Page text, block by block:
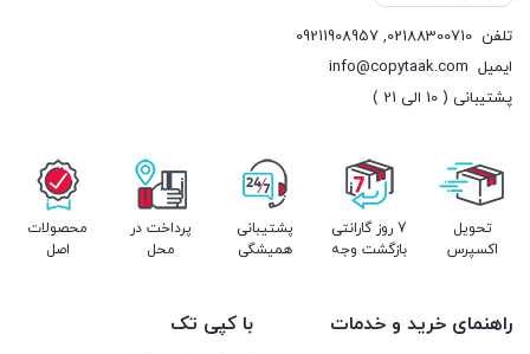
تلفن 02188300710
,
09211908957
ایمیل info@copytaak.com
پشتیبانی ( 10 الی 21 )
تحویل
اکسپرس
7 روز گارانتی
بازگشت وجه
پشتیبانی
همیشگی
پرداخت در
محل
محصولات
اصل
راهنمای خرید و خدمات
با کپی تک